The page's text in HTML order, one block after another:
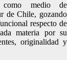
como medio de
de Chile, gozando
respecto de
materia por su
originalidad y